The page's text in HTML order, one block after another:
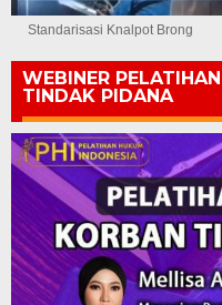
Standarisasi Knalpot Brong
WEBINER
TINDAK PIDANA